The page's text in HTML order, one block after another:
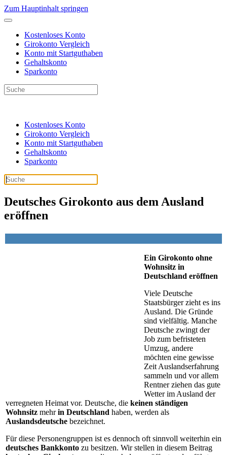
Zum Hauptinhalt springen
Kostenloses Konto
Girokonto Vergleich
Konto mit Startguthaben
Gehaltskonto
Sparkonto
Kostenloses Konto
Girokonto Vergleich
Konto mit Startguthaben
Gehaltskonto
Sparkonto
Deutsches Girokonto aus dem Ausland
eröffnen
Ein Girokonto ohne
Wohnsitz in
Deutschland eröffnen
Viele Deutsche
Staatsbürger zieht es ins
Ausland. Die Gründe
sind vielfältig. Manche
Deutsche zwingt der
Job zum befristeten
Umzug, andere
möchten eine gewisse
Zeit Auslandserfahrung
sammeln und vor allem
Rentner ziehen das gute
Wetter im Ausland der
verregneten Heimat vor. Deutsche, die keinen ständigen
Wohnsitz mehrin Deutschland haben, werden als
Auslandsdeutsche bezeichnet.
Für diese Personengruppen ist es dennoch oft sinnvoll weiterhin ein
deutsches Bankkonto zu besitzen. Wir stellen in diesem Beitrag